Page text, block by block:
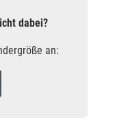
dabei?
an: